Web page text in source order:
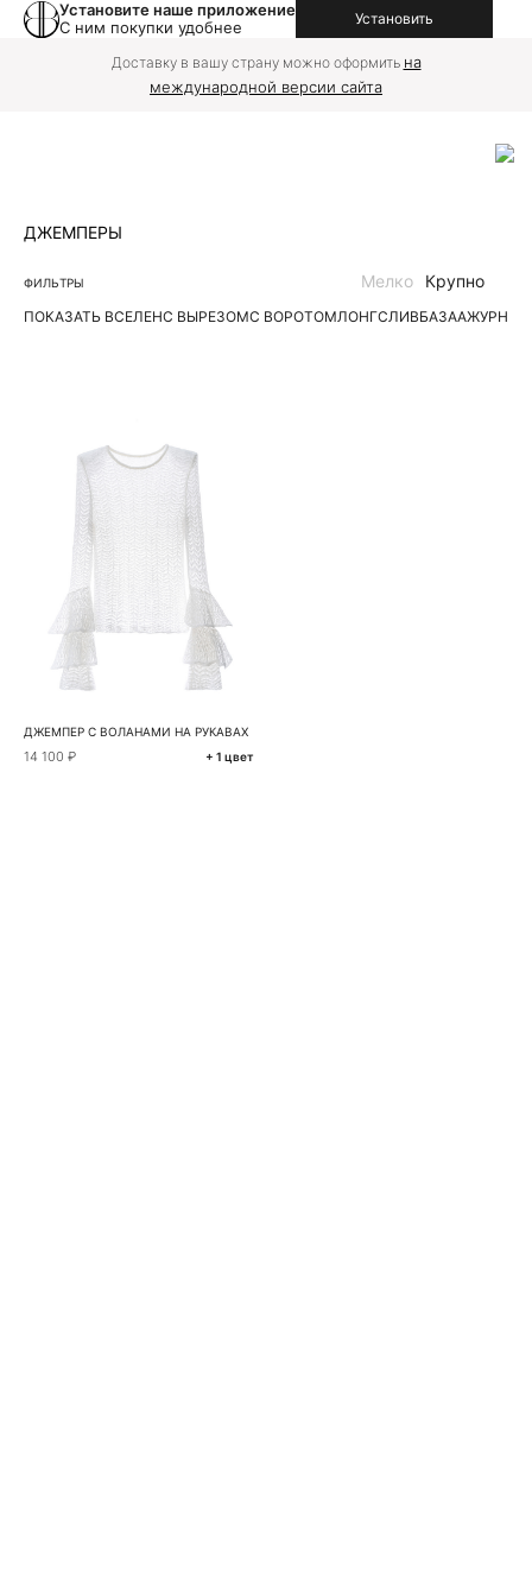
Установите наше приложение
С ним покупки удобнее
Установить
Доставку в вашу страну можно оформить на
международной версии сайта
ДЖЕМПЕРЫ
ФИЛЬТРЫ
ПОКАЗАТЬ ВСЕЛЕНС ВЫРЕЗОМС ВОРОТОМЛОНГСЛИВБАЗААЖУРНЫЕ
Мелко Крупно
ДЖЕМПЕР С ВОЛАНАМИ НА РУКАВАХ
14 100 ₽ + 1 цвет